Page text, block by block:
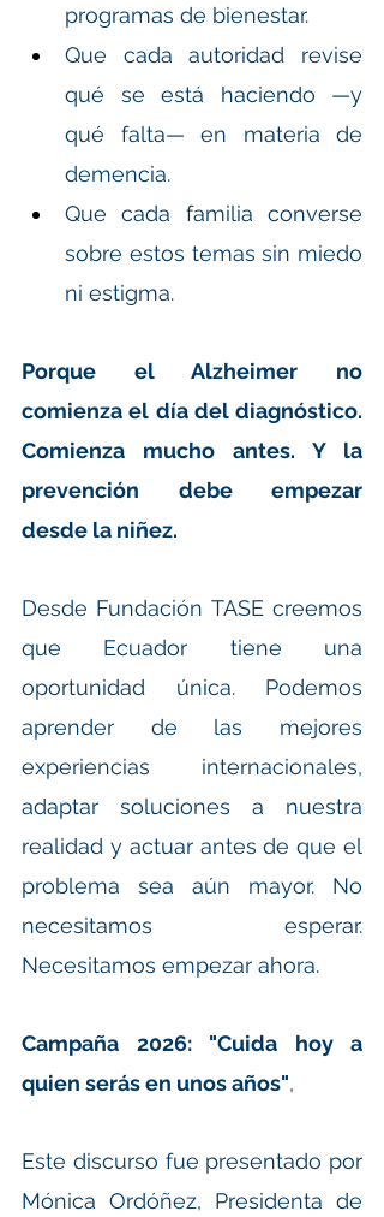
programas de bienestar.
Que cada autoridad revise
qué se está haciendo —y
qué falta— en materia de
demencia.
Que cada familia converse
sobre estos temas sin miedo
ni estigma.
Porque el Alzheimer no
comienza el día del diagnóstico.
Comienza mucho antes. Y la
prevención debe empezar
desde la niñez.
Desde Fundación TASE creemos
que Ecuador tiene una
oportunidad única. Podemos
aprender de las mejores
experiencias internacionales,
adaptar soluciones a nuestra
realidad y actuar antes de que el
problema sea aún mayor. No
necesitamos esperar.
Necesitamos empezar ahora.
Campaña 2026: "Cuida hoy a
quien serás en unos años",
Este discurso fue presentado por
Mónica Ordóñez, Presidenta de